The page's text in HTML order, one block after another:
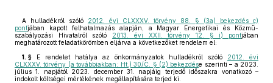
A hulladékról szóló 2012. évi CLXXXV. törvény 88. § (3a) bekezdés c)
pontjában kapott felhatalmazás alapján, a Magyar Energetikai és Közmű-
szabályozási Hivatalról szóló 2013. évi XXII. törvény 12. § i) pontjában
meghatározott feladatkörömben eljárva a következőket rendelem el:
1. § E rendelet hatálya az önkormányzatok hulladékról szóló 2012. évi
CLXXXV. törvény (a továbbiakban: Ht.) 30/C. § (2) bekezdése szerinti – a 2023.
július 1. napjától 2023. december 31. napjáig terjedő időszakra vonatkozó –
indokolt költségei mértékének megállapítására terjed ki.